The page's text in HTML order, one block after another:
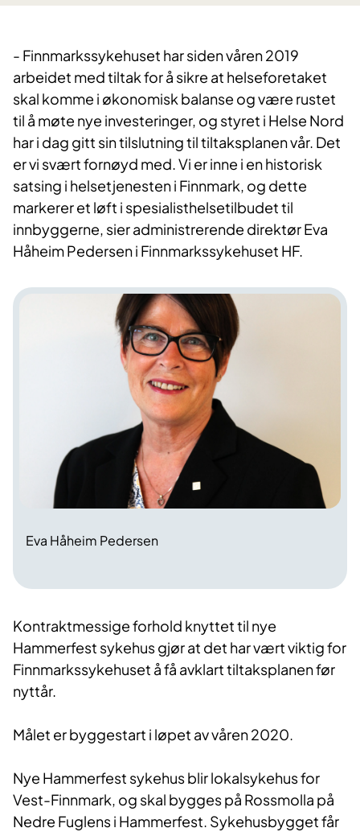
- Finnmarkssykehuset har siden våren 2019
arbeidet med tiltak for å sikre at helseforetaket
skal komme i økonomisk balanse og være rustet
til å møte nye investeringer, og styret i Helse Nord
har i dag gitt sin tilslutning til tiltaksplanen vår. Det
er vi svært fornøyd med. Vi er inne i en historisk
satsing i helsetjenesten i Finnmark, og dette
markerer et løft i spesialisthelsetilbudet til
innbyggerne, sier administrerende direktør Eva
Håheim Pedersen i Finnmarkssykehuset HF.
Eva Håheim Pedersen
Kontraktmessige forhold knyttet til nye
Hammerfest sykehus gjør at det har vært viktig for
Finnmarkssykehuset å få avklart tiltaksplanen før
nyttår.
Målet er byggestart i løpet av våren 2020.
Nye Hammerfest sykehus blir lokalsykehus for
Vest-Finnmark, og skal bygges på Rossmolla på
Nedre Fuglens i Hammerfest. Sykehusbygget får